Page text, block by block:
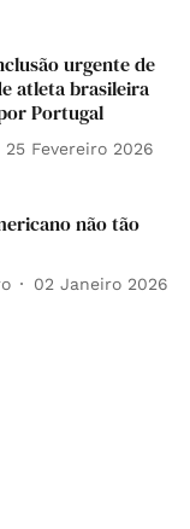
urgente de
atleta brasileira
Portugal
25 Fevereiro 2026
não tão
02 Janeiro 2026